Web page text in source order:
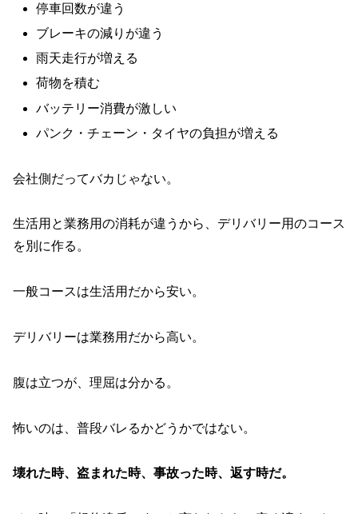
停車回数が違う
ブレーキの減りが違う
雨天走行が増える
荷物を積む
バッテリー消費が激しい
パンク・チェーン・タイヤの負担が増える
会社側だってバカじゃない。
生活用と業務用の消耗が違うから、デリバリー用のコース
を別に作る。
一般コースは生活用だから安い。
デリバリーは業務用だから高い。
腹は立つが、理屈は分かる。
怖いのは、普段バレるかどうかではない。
壊れた時、盗まれた時、事故った時、返す時だ。